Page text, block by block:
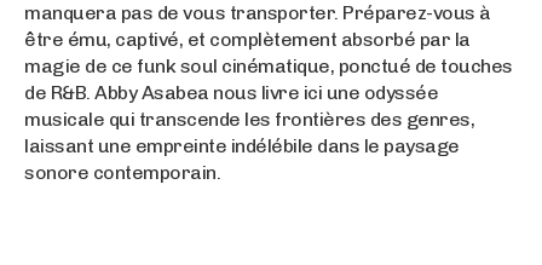
manquera pas de vous transporter. Préparez-vous à
être ému, captivé, et complètement absorbé par la
magie de ce funk soul cinématique, ponctué de touches
de R&B. Abby Asabea nous livre ici une odyssée
musicale qui transcende les frontières des genres,
laissant une empreinte indélébile dans le paysage
sonore contemporain.